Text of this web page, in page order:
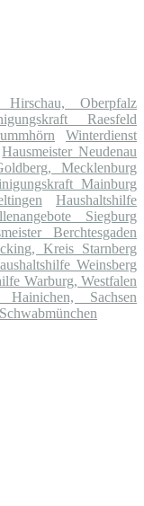
Hirschau, Oberpfalz
Raesfeld
Winterdienst
Hausmeister Neudenau
Mecklenburg
Mainburg
Haushaltshilfe
Siegburg
Berchtesgaden
Kreis Starnberg
Weinsberg
Warburg, Westfalen
Hainichen, Sachsen